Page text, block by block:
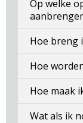
Op welke
Hoe breng
Hoe
Hoe maak
Wat als ik